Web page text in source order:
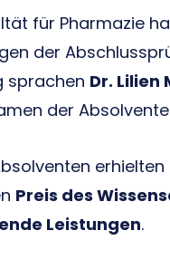
für Pharmazie
der
sprachen Dr. Lilien
der
Preis des
Leistungen.